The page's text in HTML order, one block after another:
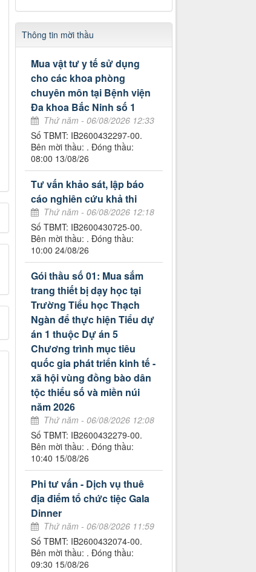
Thông tin mời thầu
Mua vật tư y tế sử dụng
cho các khoa phòng
chuyên môn tại Bệnh viện
Đa khoa Bắc Ninh số 1
Thứ năm - 06/08/2026 12:33
Số TBMT: IB2600432297-00.
Bên mời thầu: . Đóng thầu:
08:00 13/08/26
Tư vấn khảo sát, lập báo
cáo nghiên cứu khả thi
Thứ năm - 06/08/2026 12:18
Số TBMT: IB2600430725-00.
Bên mời thầu: . Đóng thầu:
10:00 24/08/26
Gói thầu số 01: Mua sắm
trang thiết bị dạy học tại
Trường Tiểu học Thạch
Ngàn để thực hiện Tiểu dự
án 1 thuộc Dự án 5
Chương trình mục tiêu
quốc gia phát triển kinh tế -
xã hội vùng đồng bào dân
tộc thiểu số và miền núi
năm 2026
Thứ năm - 06/08/2026 12:08
Số TBMT: IB2600432279-00.
Bên mời thầu: . Đóng thầu:
10:40 15/08/26
Phi tư vấn - Dịch vụ thuê
địa điểm tổ chức tiệc Gala
Dinner
Thứ năm - 06/08/2026 11:59
Số TBMT: IB2600432074-00.
Bên mời thầu: . Đóng thầu:
09:30 15/08/26